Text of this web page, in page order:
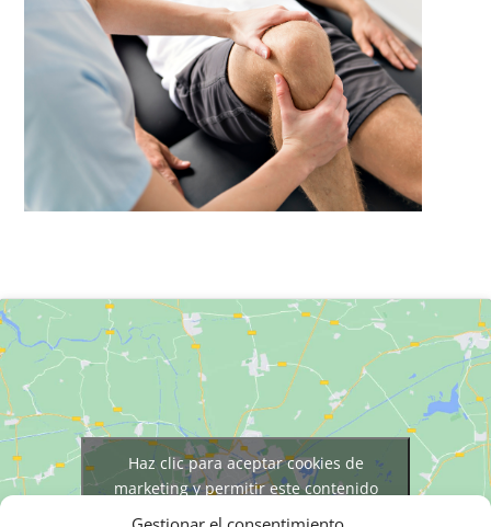
Haz clic para aceptar cookies de
marketing y permitir este contenido